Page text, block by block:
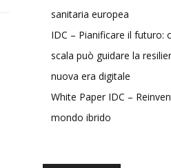
sanitaria europea
IDC – Pianificare il futuro:
scala può guidare la
nuova era digitale
White Paper IDC –
mondo ibrido